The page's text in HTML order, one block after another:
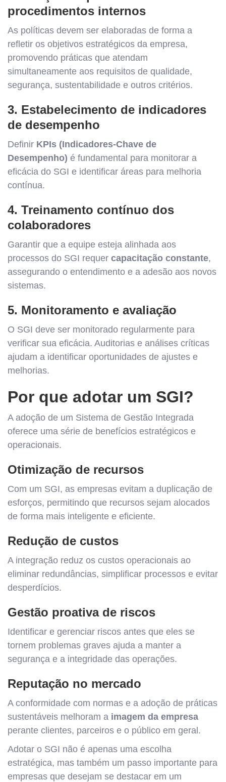
procedimentos internos
As políticas devem ser elaboradas de forma a
refletir os objetivos estratégicos da empresa,
promovendo práticas que atendam
simultaneamente aos requisitos de qualidade,
segurança, sustentabilidade e outros critérios.
3. Estabelecimento de indicadores
de desempenho
Definir KPIs (Indicadores-Chave de
Desempenho) é fundamental para monitorar a
eficácia do SGI e identificar áreas para melhoria
contínua.
4. Treinamento contínuo dos
colaboradores
Garantir que a equipe esteja alinhada aos
processos do SGI requer capacitação constante,
assegurando o entendimento e a adesão aos novos
sistemas.
5. Monitoramento e avaliação
O SGI deve ser monitorado regularmente para
verificar sua eficácia. Auditorias e análises críticas
ajudam a identificar oportunidades de ajustes e
melhorias.
Por que adotar um SGI?
A adoção de um Sistema de Gestão Integrada
oferece uma série de benefícios estratégicos e
operacionais.
Otimização de recursos
Com um SGI, as empresas evitam a duplicação de
esforços, permitindo que recursos sejam alocados
de forma mais inteligente e eficiente.
Redução de custos
A integração reduz os custos operacionais ao
eliminar redundâncias, simplificar processos e evitar
desperdícios.
Gestão proativa de riscos
Identificar e gerenciar riscos antes que eles se
tornem problemas graves ajuda a manter a
segurança e a integridade das operações.
Reputação no mercado
A conformidade com normas e a adoção de práticas
sustentáveis melhoram a imagem da empresa
perante clientes, parceiros e o público em geral.
Adotar o SGI não é apenas uma escolha
estratégica, mas também um passo importante para
empresas que desejam se destacar em um